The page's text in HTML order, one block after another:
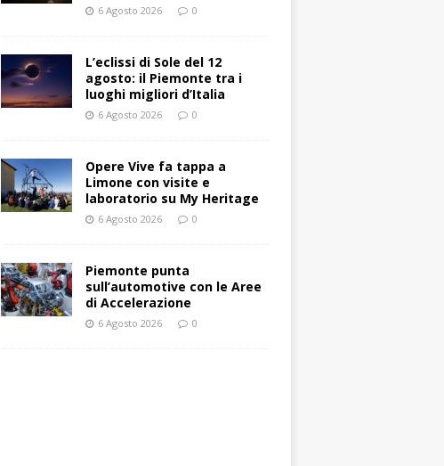
6 Agosto 2026 0
L’eclissi di Sole del 12
agosto: il Piemonte tra i
luoghi migliori d’Italia
6 Agosto 2026 0
Opere Vive fa tappa a
Limone con visite e
laboratorio su My Heritage
6 Agosto 2026 0
Piemonte punta
sull’automotive con le Aree
di Accelerazione
6 Agosto 2026 0